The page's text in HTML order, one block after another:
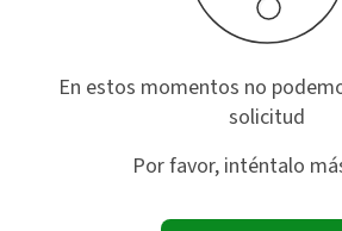
En estos momentos no
solicitud
Por favor, inténtalo